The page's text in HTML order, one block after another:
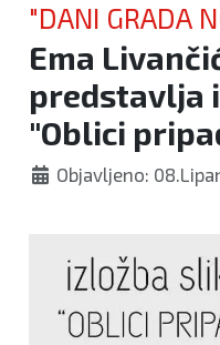
Sport
Kultura
Crna
kronika
Politika
Zanimljivosti
"DANI GRADA
Ema
predstavlja
"Oblici
Objavljeno: